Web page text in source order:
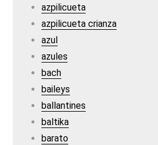
azpilicueta
azpilicueta crianza
azul
azules
bach
baileys
ballantines
baltika
barato